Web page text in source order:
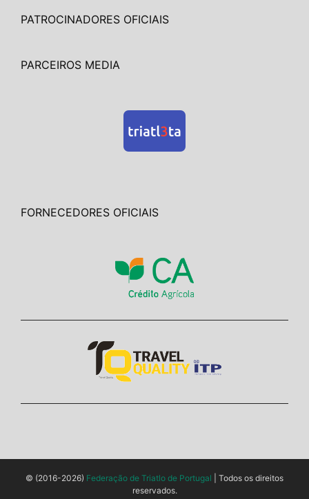
PATROCINADORES OFICIAIS
PARCEIROS MEDIA
FORNECEDORES OFICIAIS
© (2016-2026) Federação de Triatlo de Portugal | Todos os direitos
reservados.